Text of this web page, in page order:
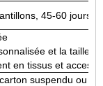
45-60 jours
et la taille
en tissus et
suspendu ou